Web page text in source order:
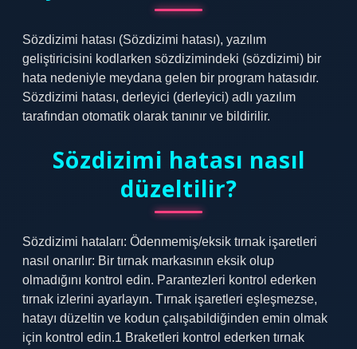
Sözdizimi hatası (Sözdizimi hatası), yazılım
geliştiricisini kodlarken sözdizimindeki (sözdizimi) bir
hata nedeniyle meydana gelen bir program hatasıdır.
Sözdizimi hatası, derleyici (derleyici) adlı yazılım
tarafından otomatik olarak tanınır ve bildirilir.
Sözdizimi hatası nasıl
düzeltilir?
Sözdizimi hataları: Ödenmemiş/eksik tırnak işaretleri
nasıl onarılır: Bir tırnak markasının eksik olup
olmadığını kontrol edin. Parantezleri kontrol ederken
tırnak izlerini ayarlayın. Tırnak işaretleri eşleşmezse,
hatayı düzeltin ve kodun çalışabildiğinden emin olmak
için kontrol edin.1 Braketleri kontrol ederken tırnak